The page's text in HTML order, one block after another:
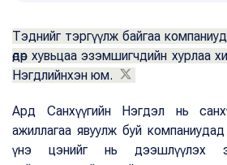
Тэднийг тэргүүлж байгаа компаниуд
өдөр хувьцаа эзэмшигчдийн хурлаа
Нэгдлийнхэн юм.
Ард Санхүүгийн Нэгдэл нь
ажиллагаа явуулж буй компаниудад
үнэ цэнийг нь дээшлүүлэх